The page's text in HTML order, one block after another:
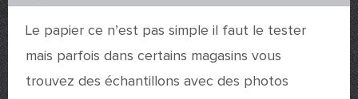
Le papier ce n’est pas simple il faut le tester
mais parfois dans certains magasins vous
trouvez des échantillons avec des photos